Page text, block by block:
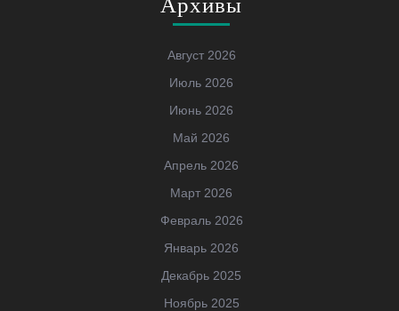
Август 2026
Июль 2026
Июнь 2026
Май 2026
Апрель 2026
Март 2026
Февраль 2026
Январь 2026
Декабрь 2025
Ноябрь 2025